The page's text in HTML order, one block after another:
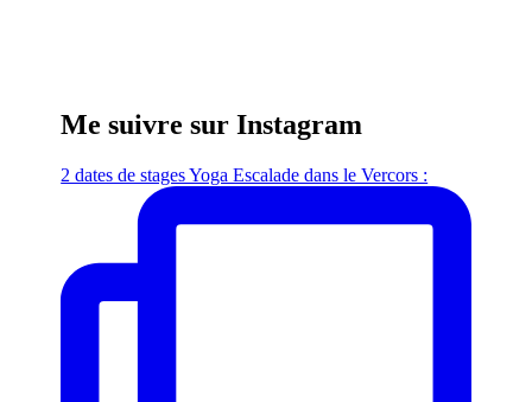
Me suivre sur Instagram
2 dates de stages Yoga Escalade dans le Vercors :